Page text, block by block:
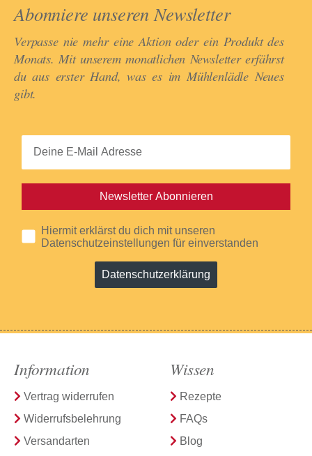
Abonniere unseren Newsletter​
Verpasse nie mehr eine Aktion oder ein Produkt des
Monats. Mit unserem monatlichen Newsletter erfährst
du aus erster Hand, was es im Mühlenlädle Neues
gibt.​
Newsletter Abonnieren
Hiermit erklärst du dich mit unseren
Datenschutzeinstellungen für einverstanden
Datenschutzerklärung
Information
Vertrag widerrufen
Widerrufsbelehrung
Versandarten
Wissen
Rezepte
FAQs
Blog